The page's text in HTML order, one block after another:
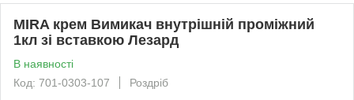
MIRA крем Вимикач внутрішній проміжний
1кл зі вставкою Лезард
В наявності
Код: 701-0303-107
Роздріб